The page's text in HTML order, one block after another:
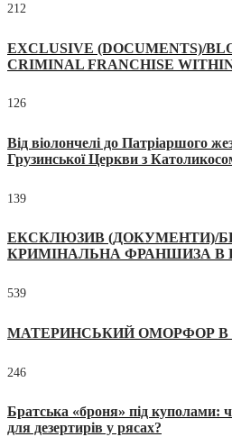
212
EXCLUSIVE (DOCUMENTS)/
CRIMINAL FRANCHISE
126
Від віолончелі до Патріаршого
Грузинської Церкви з
139
ЕКСКЛЮЗИВ (ДОКУМЕНТИ)/
КРИМІНАЛЬНА ФРАНШИЗА В
539
МАТЕРИНСЬКИЙ ОМОРФОР В
246
Братська «броня» під
для дезертирів у рясах?